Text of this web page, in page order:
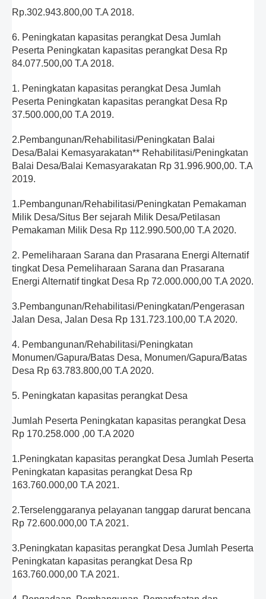
Rp.302.943.800,00 T.A 2018.
6. Peningkatan kapasitas perangkat Desa Jumlah
Peserta Peningkatan kapasitas perangkat Desa Rp
84.077.500,00 T.A 2018.
1. Peningkatan kapasitas perangkat Desa Jumlah
Peserta Peningkatan kapasitas perangkat Desa Rp
37.500.000,00 T.A 2019.
2.Pembangunan/Rehabilitasi/Peningkatan Balai
Desa/Balai Kemasyarakatan** Rehabilitasi/Peningkatan
Balai Desa/Balai Kemasyarakatan Rp 31.996.900,00. T.A
2019.
1.Pembangunan/Rehabilitasi/Peningkatan Pemakaman
Milik Desa/Situs Ber sejarah Milik Desa/Petilasan
Pemakaman Milik Desa Rp 112.990.500,00 T.A 2020.
2. Pemeliharaan Sarana dan Prasarana Energi Alternatif
tingkat Desa Pemeliharaan Sarana dan Prasarana
Energi Alternatif tingkat Desa Rp 72.000.000,00 T.A 2020.
3.Pembangunan/Rehabilitasi/Peningkatan/Pengerasan
Jalan Desa, Jalan Desa Rp 131.723.100,00 T.A 2020.
4. Pembangunan/Rehabilitasi/Peningkatan
Monumen/Gapura/Batas Desa, Monumen/Gapura/Batas
Desa Rp 63.783.800,00 T.A 2020.
5. Peningkatan kapasitas perangkat Desa
Jumlah Peserta Peningkatan kapasitas perangkat Desa
Rp 170.258.000 ,00 T.A 2020
1.Peningkatan kapasitas perangkat Desa Jumlah Peserta
Peningkatan kapasitas perangkat Desa Rp
163.760.000,00 T.A 2021.
2.Terselenggaranya pelayanan tanggap darurat bencana
Rp 72.600.000,00 T.A 2021.
3.Peningkatan kapasitas perangkat Desa Jumlah Peserta
Peningkatan kapasitas perangkat Desa Rp
163.760.000,00 T.A 2021.